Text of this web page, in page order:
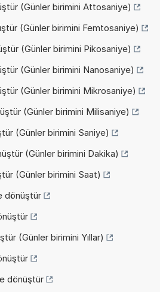
(Günler birimini Attosaniye)
(Günler birimini Femtosaniye)
(Günler birimini Pikosaniye)
(Günler birimini Nanosaniye)
(Günler birimini Mikrosaniye)
(Günler birimini Milisaniye)
(Günler birimini Saniye)
(Günler birimini Dakika)
(Günler birimini Saat)
dönüştür
(Günler birimini Yıllar)
dönüştür